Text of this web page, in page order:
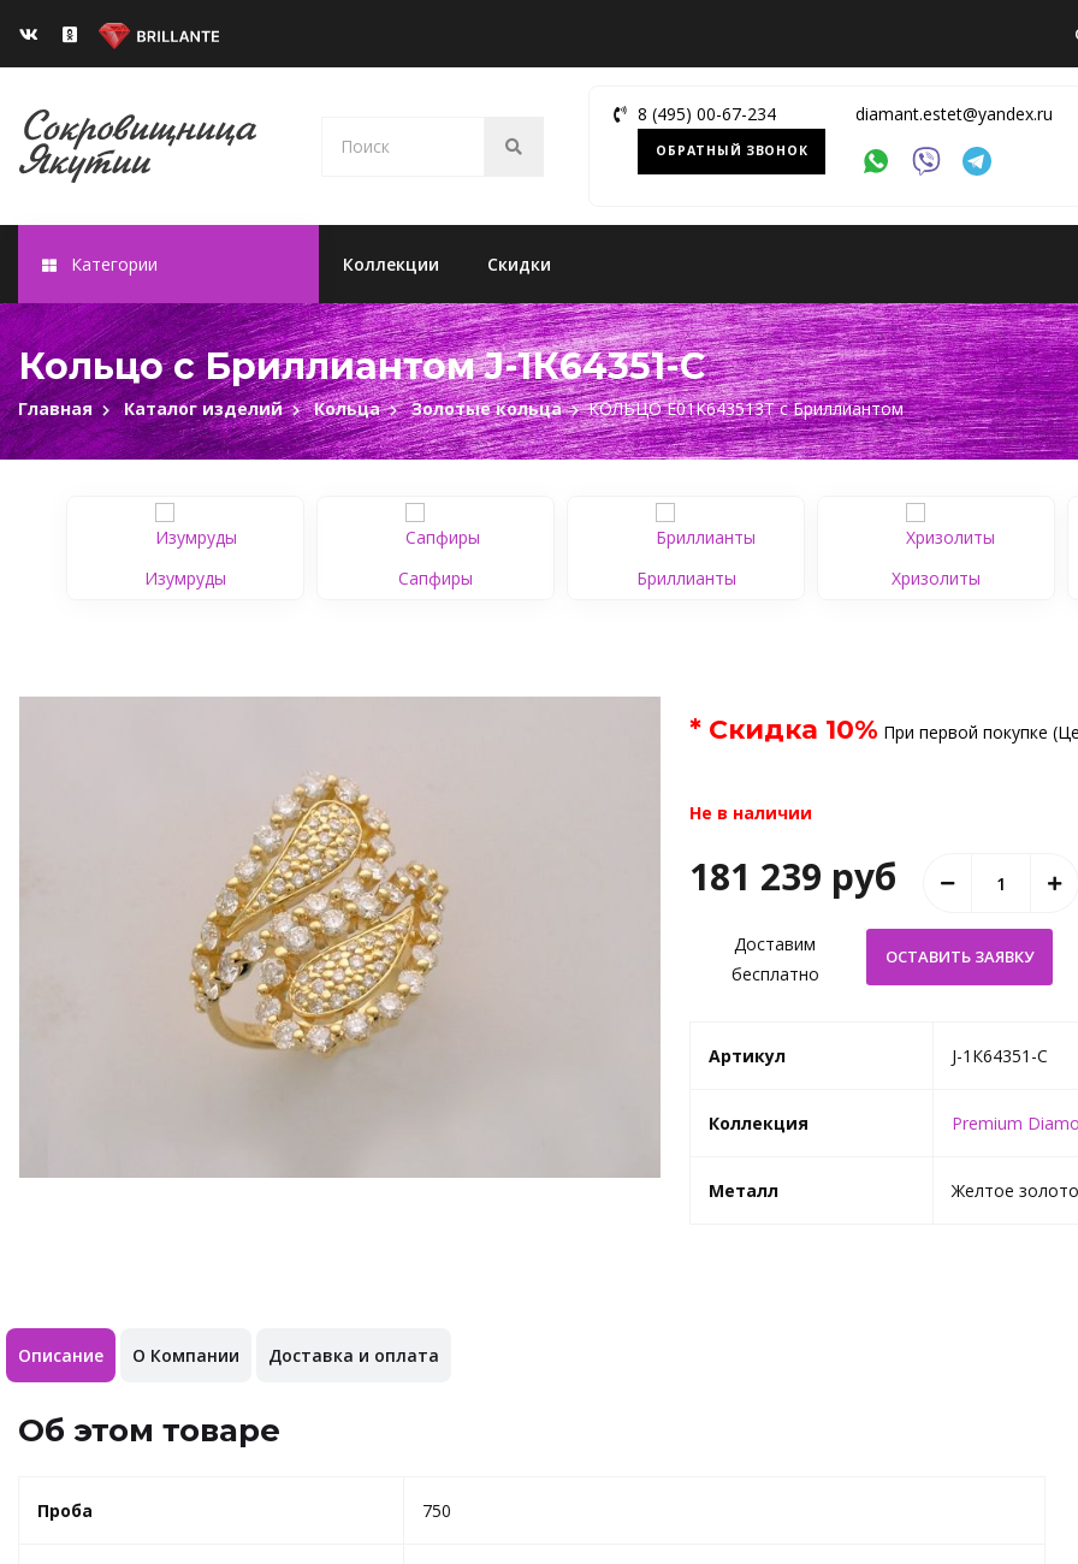
8 (495) 00-67-234
ОБРАТНЫЙ ЗВОНОК
diamant.estet@yandex.ru
Категории Коллекции Скидки
Кольцо с Бриллиантом J-1К64351-C
Главная Каталог изделий Кольца Золотые кольца КОЛЬЦО Е01К643513Т c Бриллиантом
Изумруды Сапфиры Бриллианты Хризолиты
* Скидка 10% При первой покупке
Не в наличии
181 239 руб
Доставим
бесплатно
Артикул J-1К64351-C
Коллекция Premium
Металл Желтое золото
Описание О Компании Доставка и оплата
Об этом товаре
Проба 750